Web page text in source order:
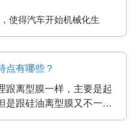
时还要考虑到耐化学试剂
的离型膜，就要对多个品
材质、工艺、质量等方面
价比最高的离型膜。
了发挥其性能，满足使用
膜若使用在不正确的地
更好的发挥。
规PET离型膜生产厂家
，因而具有一定的基础
PET离型膜在其价格上都
的与进口的离型膜在其价
使得汽车开始机械化生
条流水线之间分布着许许
在机器的连接处使用缓冲
外重视运输货物的完整
市场上最受欢迎的缓冲垫
耐高温以及抗冲力强的特
可以起到保护货物的作
程
耐用，就需要使用热压机
需要缓冲垫。缓冲垫会装
点有哪些？
跟离型膜一样，主要是起
是跟硅油离型膜又不一
面是以一种氟化物的形式
高温胶，硅胶双面胶贴